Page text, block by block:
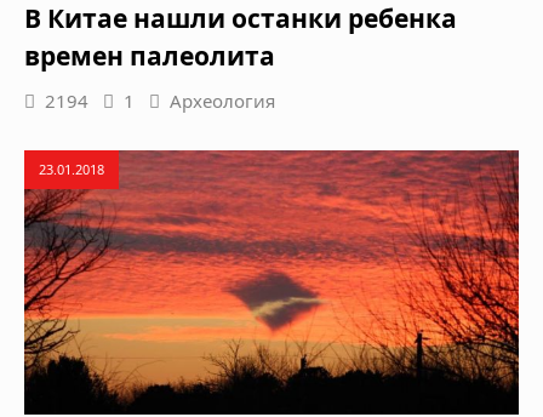
В Китае нашли останки ребенка
времен палеолита
2194 1 Археология
23.01.2018